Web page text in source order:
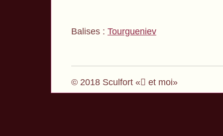
Balises : Tourgueniev
© 2018 Sculfort « et moi»